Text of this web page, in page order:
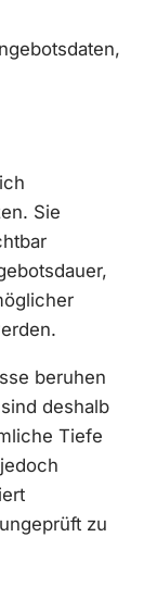
Sie
beruhen
deshalb
Tiefe
zu